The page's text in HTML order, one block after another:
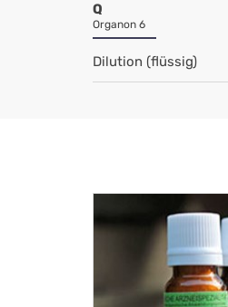
Q
Organon 6
Dilution (flüssig)